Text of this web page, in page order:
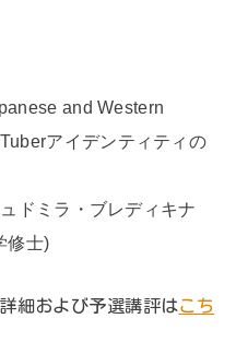
and Western
アイデンティティの
ドミラ・ブレディキナ
修士)
細および予選講評はこち